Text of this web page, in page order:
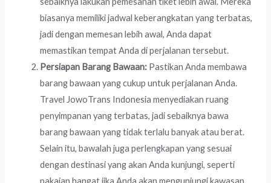
biasanya memiliki jadwal keberangkatan yang terbatas,
jadi dengan memesan lebih awal, Anda dapat
memastikan tempat Anda di perjalanan tersebut.
Persiapan Barang Bawaan: Pastikan Anda membawa
barang bawaan yang cukup untuk perjalanan Anda.
Travel JowoTrans Indonesia menyediakan ruang
penyimpanan yang terbatas, jadi sebaiknya bawa
barang bawaan yang tidak terlalu banyak atau berat.
Selain itu, bawalah juga perlengkapan yang sesuai
dengan destinasi yang akan Anda kunjungi, seperti